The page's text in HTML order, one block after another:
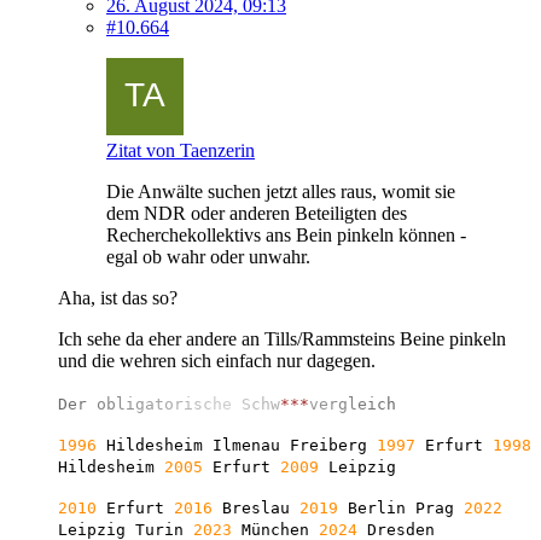
26. August 2024, 09:13
#10.664
Zitat von Taenzerin
Die Anwälte suchen jetzt alles raus, womit sie
dem NDR oder anderen Beteiligten des
Recherchekollektivs ans Bein pinkeln können -
egal ob wahr oder unwahr.
Aha, ist das so?
Ich sehe da eher andere an Tills/Rammsteins Beine pinkeln
und die wehren sich einfach nur dagegen.
De r o bl i gato ri sc he Sc hw***ve rgl ei c h
1996 Hildesheim Ilmenau Freiberg 1997 Erfurt 1998
Hildesheim 2005 Erfurt 2009 Leipzig
2010 Erfurt 2016 Breslau 2019 Berlin Prag 2022
Leipzig Turin 2023 München 2024 Dresden